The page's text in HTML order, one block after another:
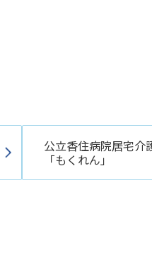
公立香住病院居宅介
「もくれん」